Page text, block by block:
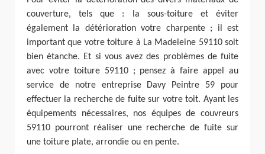
couverture, tels que : la sous-toiture et éviter
également la détérioration votre charpente ; il est
important que votre toiture à La Madeleine 59110 soit
bien étanche. Et si vous avez des problèmes de fuite
avec votre toiture 59110 ; pensez à faire appel au
service de notre entreprise Davy Peintre 59 pour
effectuer la recherche de fuite sur votre toit. Ayant les
équipements nécessaires, nos équipes de couvreurs
59110 pourront réaliser une recherche de fuite sur
une toiture plate, arrondie ou en pente.